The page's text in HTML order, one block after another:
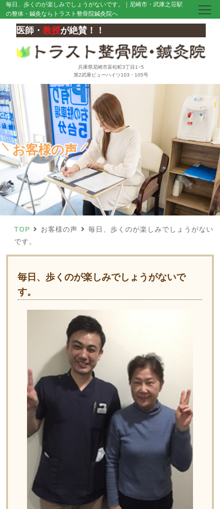
毎日、歩くのが楽しみでしょうがないです。｜尼崎市・武庫之荘駅
の整体・鍼灸ならトラスト整骨院鍼灸院へ
医師・教授が絶賛！！
兵庫県尼崎市富松町3丁目1−5
第2武庫ビューハイツ103・105号
お客様の声
TOP お客様の声
毎日、歩くのが楽しみでしょうがない
です。
毎日、歩くのが楽しみでしょうがないで
す。